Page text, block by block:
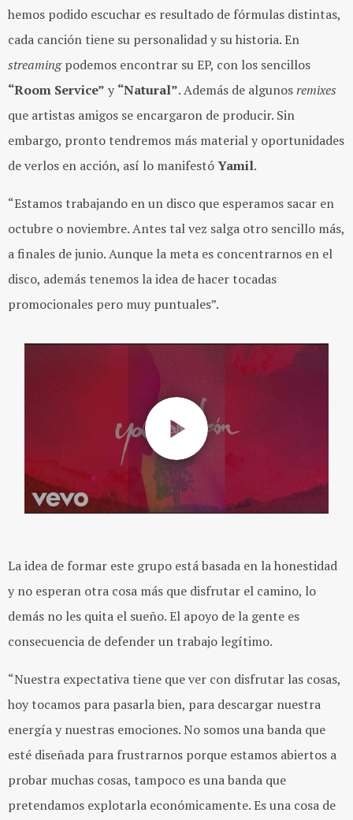
hemos podido escuchar es resultado de fórmulas distintas,
cada canción tiene su personalidad y su historia. En
streamingpodemos encontrar su EP, con los sencillos
“Room Service” y “Natural”. Además de algunosremixes
que artistas amigos se encargaron de producir. Sin
embargo, pronto tendremos más material y oportunidades
de verlos en acción, así lo manifestóYamil.
“Estamos trabajando en un disco que esperamos sacar en
octubre o noviembre. Antes tal vez salga otro sencillo más,
a finales de junio. Aunque la meta es concentrarnos en el
disco, además tenemos la idea de hacer tocadas
promocionales pero muy puntuales”.
La idea de formar este grupo está basada en la honestidad
y no esperan otra cosa más que disfrutar el camino, lo
demás no les quita el sueño. El apoyo de la gente es
consecuencia de defender un trabajo legítimo.
“Nuestra expectativa tiene que ver con disfrutar las cosas,
hoy tocamos para pasarla bien, para descargar nuestra
energía y nuestras emociones. No somos una banda que
esté diseñada para frustrarnos porque estamos abiertos a
probar muchas cosas, tampoco es una banda que
pretendamos explotarla económicamente. Es una cosa de